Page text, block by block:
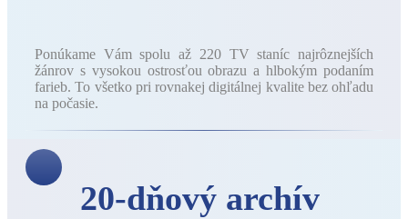
Ponúkame Vám spolu až 220 TV staníc najrôznejších
žánrov s vysokou ostrosťou obrazu a hlbokým podaním
farieb. To všetko pri rovnakej digitálnej kvalite bez ohľadu
na počasie.
20-dňový archív